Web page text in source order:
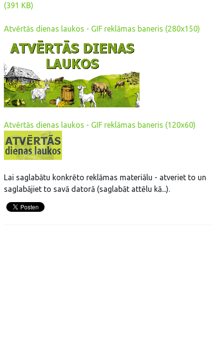
(391 KB)
Atvērtās dienas laukos - GIF reklāmas baneris (280x150)
Atvērtās dienas laukos - GIF reklāmas baneris (120x60)
Lai saglabātu konkrēto reklāmas materiālu - atveriet to un
saglabājiet to savā datorā (saglabāt attēlu kā...).